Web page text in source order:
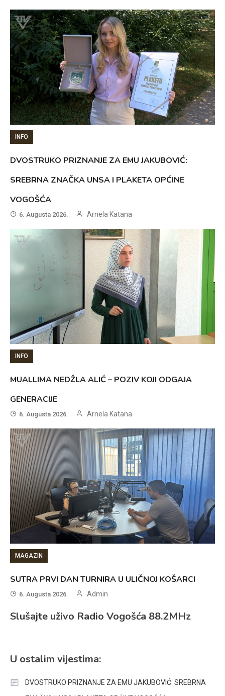
INFO
DVOSTRUKO PRIZNANJE ZA EMU JAKUBOVIĆ:
SREBRNA ZNAČKA UNSA I PLAKETA OPĆINE
VOGOŠĆA
6. Augusta 2026. Arnela Katana
INFO
MUALLIMA NEDŽLA ALIĆ – POZIV KOJI ODGAJA
GENERACIJE
6. Augusta 2026. Arnela Katana
MAGAZIN
SUTRA PRVI DAN TURNIRA U ULIČNOJ KOŠARCI
6. Augusta 2026. Admin
Slušajte uživo Radio Vogošća 88.2MHz
U ostalim vijestima:
DVOSTRUKO PRIZNANJE ZA EMU JAKUBOVIĆ: SREBRNA